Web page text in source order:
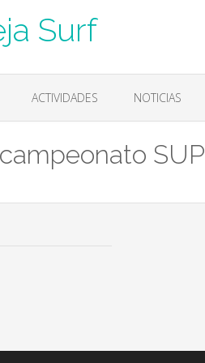
Surf
ACTIVIDADES NOTICIAS
campeonato SUP